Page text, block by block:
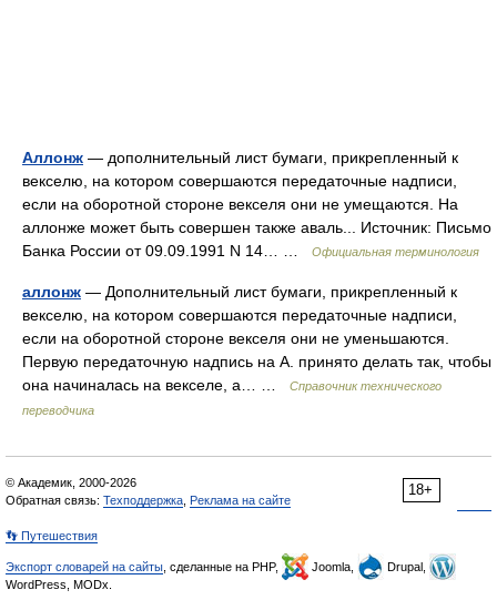
Аллонж — дополнительный лист бумаги, прикрепленный к
векселю, на котором совершаются передаточные надписи,
если на оборотной стороне векселя они не умещаются. На
аллонже может быть совершен также аваль... Источник: Письмо
Банка России от 09.09.1991 N 14… …
Официальная терминология
аллонж — Дополнительный лист бумаги, прикрепленный к
векселю, на котором совершаются передаточные надписи,
если на оборотной стороне векселя они не уменьшаются.
Первую передаточную надпись на А. принято делать так, чтобы
она начиналась на векселе, а… …
Справочник технического
переводчика
18+
© Академик, 2000-2026
Обратная связь: Техподдержка Реклама на сайте
👣 Путешествия
Экспорт словарей на сайты , сделанные на PHP, Joomla,
Drupal,
WordPress, MODx.